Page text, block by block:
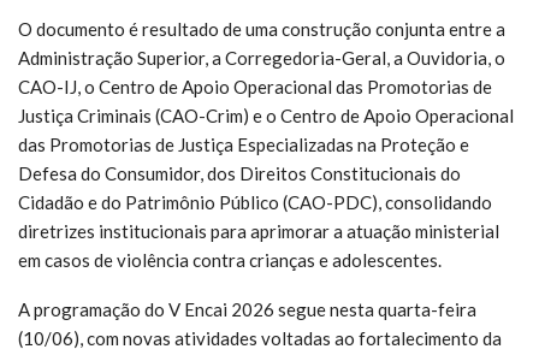
O documento é resultado de uma construção conjunta entre a
Administração Superior, a Corregedoria-Geral, a Ouvidoria, o
CAO-IJ, o Centro de Apoio Operacional das Promotorias de
Justiça Criminais (CAO-Crim) e o Centro de Apoio Operacional
das Promotorias de Justiça Especializadas na Proteção e
Defesa do Consumidor, dos Direitos Constitucionais do
Cidadão e do Patrimônio Público (CAO-PDC), consolidando
diretrizes institucionais para aprimorar a atuação ministerial
em casos de violência contra crianças e adolescentes.
A programação do V Encai 2026 segue nesta quarta-feira
(10/06), com novas atividades voltadas ao fortalecimento da